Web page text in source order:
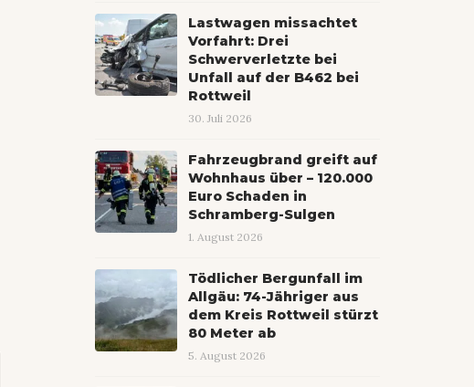
Lastwagen missachtet
Vorfahrt: Drei
Schwerverletzte bei
Unfall auf der B462 bei
Rottweil
30. Juli 2026
Fahrzeugbrand greift auf
Wohnhaus über – 120.000
Euro Schaden in
Schramberg-Sulgen
1. August 2026
Tödlicher Bergunfall im
Allgäu: 74-Jähriger aus
dem Kreis Rottweil stürzt
80 Meter ab
5. August 2026